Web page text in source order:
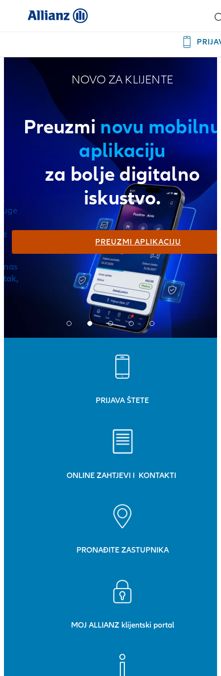
nas
NOVO ZA KLIJENTE
Preuzmi novu mobilnu
aplikaciju
za bolje digitalno
iskustvo.
PREUZMI APLIKACIJU
PRIJAVA ŠTETE
ONLINE ZAHTJEVI I KONTAKTI
PRONAĐITE ZASTUPNIKA
MOJ ALLIANZ klijentski portal